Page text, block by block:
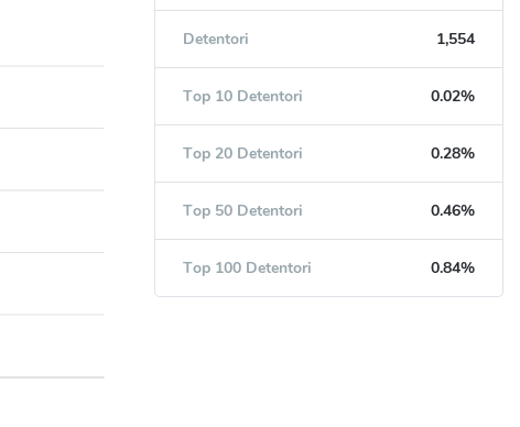
Detentori 1,554
Top 10 Detentori 0.02%
Top 20 Detentori 0.28%
Top 50 Detentori 0.46%
Top 100 Detentori 0.84%